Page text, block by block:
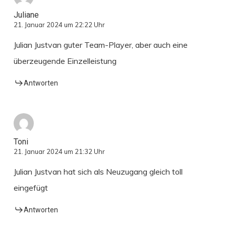
Juliane
21. Januar 2024 um 22:22 Uhr
Julian Justvan guter Team-Player, aber auch eine
überzeugende Einzelleistung
Antworten
Toni
21. Januar 2024 um 21:32 Uhr
Julian Justvan hat sich als Neuzugang gleich toll
eingefügt
Antworten